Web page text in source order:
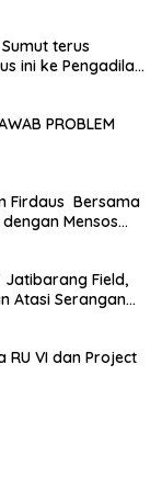
terus
ini ke Pengadilan
PROBLEM
Firdaus Bersama
Mensos
Jatibarang Field,
Atasi Serangan
RU VI dan Project